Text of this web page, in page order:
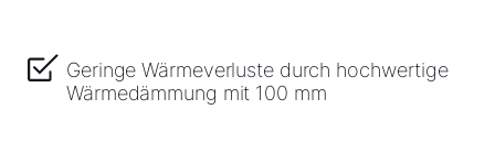
Geringe Wärmeverluste durch hochwertige
Wärmedämmung mit 100 mm
Wichtige Links